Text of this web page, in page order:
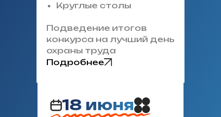
Круглые столы
Подведение итогов
конкурса на лучший день
охраны труда
Подробнее
18 июня